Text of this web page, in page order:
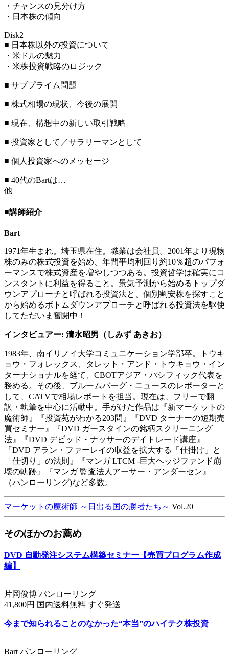
・チャンスの見分け方
・日本株の傾向
Disk2
■ 日本株以外の投資について
・米ドルの魅力
・米株投資戦略のロジック
■ サブプライム問題
■ 株式相場の現状、今後の展開
■ 現在、構想中の新しい取引戦略
■ 投資家として／サラリーマンとして
■ 個人投資家へのメッセージ
■ 40代のBartは…
他
■講師紹介
Bart
1971年生まれ。埼玉県在住。職業は会社員。2001年より現物
株のみの株式投資を始め、年間平均利回り約10％超のパフォ
ーマンスで株式資産を増やしつつある。投資哲学は確実にコ
ンスタントに利益を得ること。景気予測から始めるトップダ
ウンアプローチと呼ばれる投資法と、個別割安株を探すこと
から始めるボトムダウンアプローチと呼ばれる投資法を駆使
してただいま奮闘中！
インタビュアー: 清水昭男（しみず あきお）
1983年、南イリノイ大学コミュニケーション学部卒。トウキ
ョウ・フォレックス、タレット・アンド・トウキョウ・イン
ターナショナルを経て、CBOTアジア・パシフィック代表を
務める。その後、ブルームバーグ・ニュースのレポーターと
して、CATVで相場レポートを担当。現在は、フリーで翻
訳・執筆を中心に活動中。手がけた作品は『新マーケットの
魔術師』『投資苑がわかる203問』『DVD ターナーの短期売
買セミナー』『DVD ガースタインの銘柄スクリーニング
法』『DVD デビッド・ナッサーのデイトレード講座』
『DVD アラン・ファーレイの収益を拡大する「仕掛け」と
「仕切り」の法則』『マンガ LTCM -巨大ヘッジファンド崩
壊の軌跡』『マンガ 監査法人アーサー・アンダーセン』
（パンローリング)など多数。
マーケットの魔術師 ～日出る国の勝者たち～ Vol.20
そのほかのお薦め
DVD 自動発注システム構築セミナー【売買プログラム作成
編】
片岡俊博 パンローリング
41,800円 国内送料無料 すぐ発送
今まで知られることのなかった“本当”のハイテク株投資
Bart パンローリング